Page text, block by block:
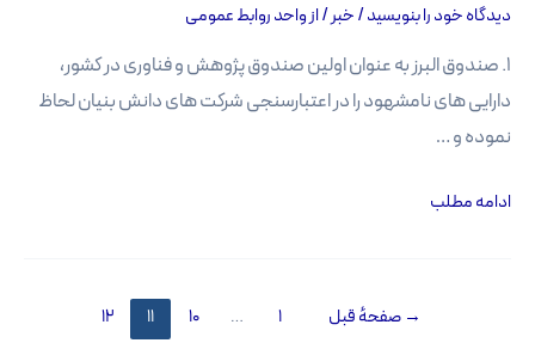
دیدگاه‌ خود را بنویسید/خبر/ ازواحد روابط عمومی
۱. صندوق البرز به عنوان اولین صندوق پژوهش و فناوری در کشور،
دارایی های نامشهود را در اعتبارسنجی شرکت های دانش بنیان لحاظ
نموده و …
نقش
ادامه مطلب
→ صفحهٔ قبل 1
…
10
11
12